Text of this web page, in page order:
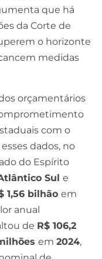
que há
da Corte de
o horizonte
medidas
orçamentários
com o
dados, no
do Espírito
Sul e
1,56 bilhão em
anual
de R$ 106,2
em 2024,